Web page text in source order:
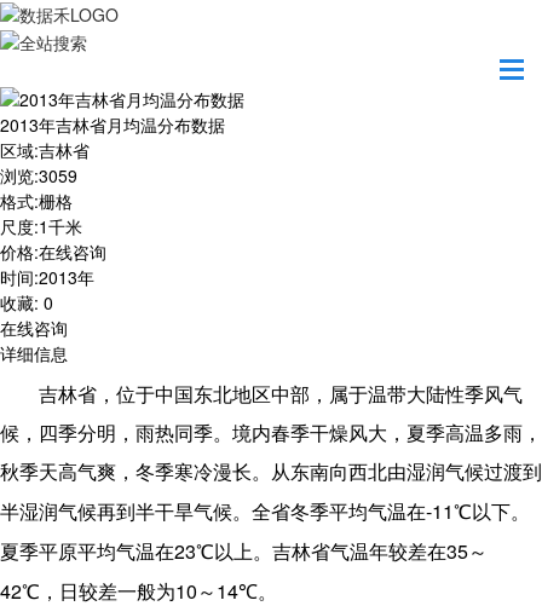
2013年吉林省月均温分布数据
区域:吉林省
浏览:3059
格式:栅格
尺度:1千米
价格:在线咨询
时间:2013年
收藏: 0
在线咨询
详细信息
吉林省，位于中国东北地区中部，属于温带大陆性季风气
候 ，四季分明，雨热同季。境内春季干燥风大，夏季高温多雨，
秋季天高气爽，冬季寒冷漫长。从东南向西北由湿润气候过渡到
半湿润气候再到半干旱气候。全省冬季平均气温在-11℃以下。
夏季平原平均气温在23℃以上。吉林省气温年较差在35～
42℃，日较差一般为10 ～ 14℃。